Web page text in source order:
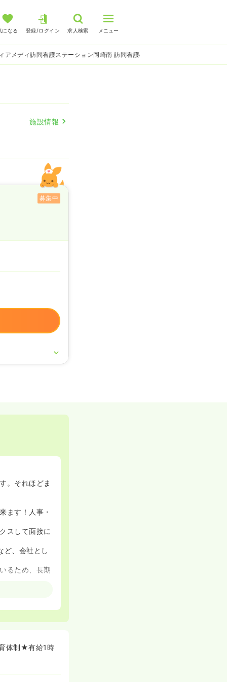
になる 登録/ログイン 求人検索 メニュー
アメディ訪問看護ステーション岡崎南 訪問看護の看護師求人
施設情報
募集中
。それほどま
ます！人事・
スして面接に
ど、会社とし
るため、長期
す！「地域に
うといった柔
体制★有給1時